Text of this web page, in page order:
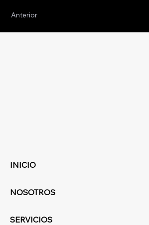
Anterior
INICIO
NOSOTROS
SERVICIOS